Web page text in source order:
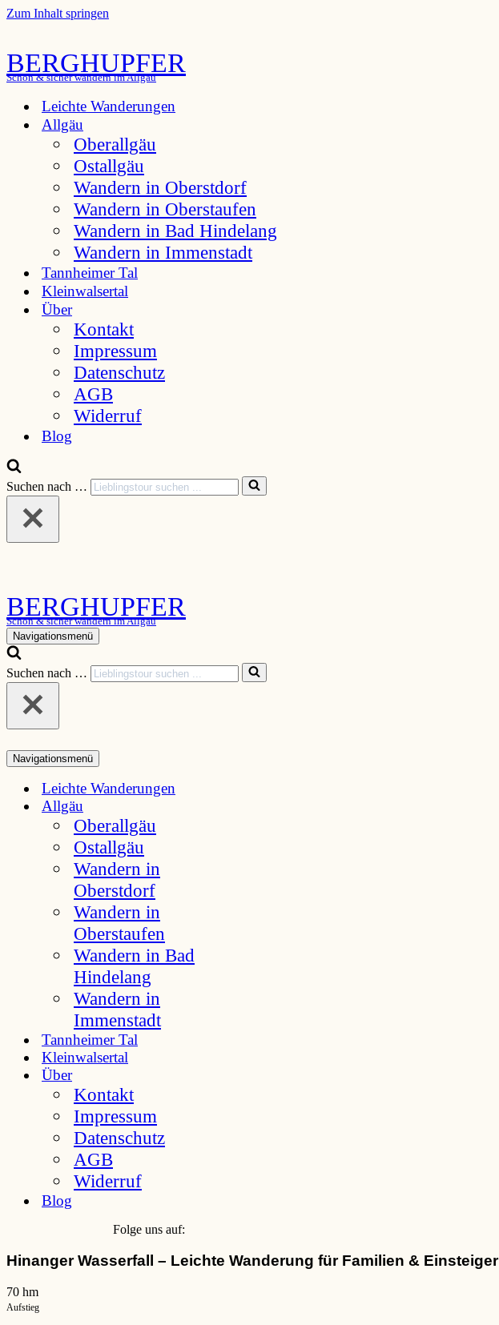
Zum Inhalt springen
BERGHUPFER
Schön & sicher wandern im Allgäu
Leichte Wanderungen
Allgäu
Oberallgäu
Ostallgäu
Wandern in Oberstdorf
Wandern in Oberstaufen
Wandern in Bad Hindelang
Wandern in Immenstadt
Tannheimer Tal
Kleinwalsertal
Über
Kontakt
Impressum
Datenschutz
AGB
Widerruf
Blog
Suchen nach …
BERGHUPFER
Schön & sicher wandern im Allgäu
Navigationsmenü
Suchen nach …
Navigationsmenü
Leichte Wanderungen
Allgäu
Oberallgäu
Ostallgäu
Wandern in
Oberstdorf
Wandern in
Oberstaufen
Wandern in Bad
Hindelang
Wandern in
Immenstadt
Tannheimer Tal
Kleinwalsertal
Über
Kontakt
Impressum
Datenschutz
AGB
Widerruf
Blog
Folge uns auf:
Hinanger Wasserfall – Leichte Wanderung für Familien & Einsteiger
70 hm
Aufstieg